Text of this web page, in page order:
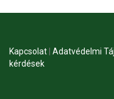
Kapcsolat Adatvédelmi
kérdések